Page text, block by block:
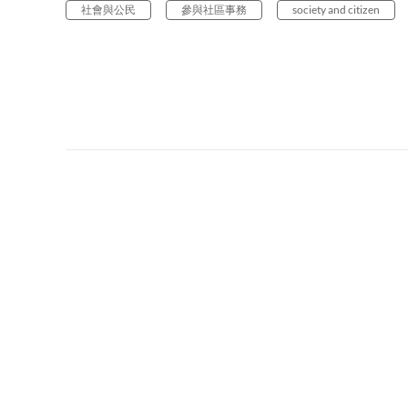
社會與公民 參與社區事務 society and citizen